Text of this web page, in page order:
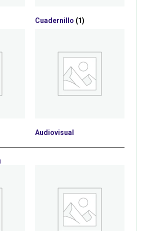
Cuadernillo (1)
Audiovisual